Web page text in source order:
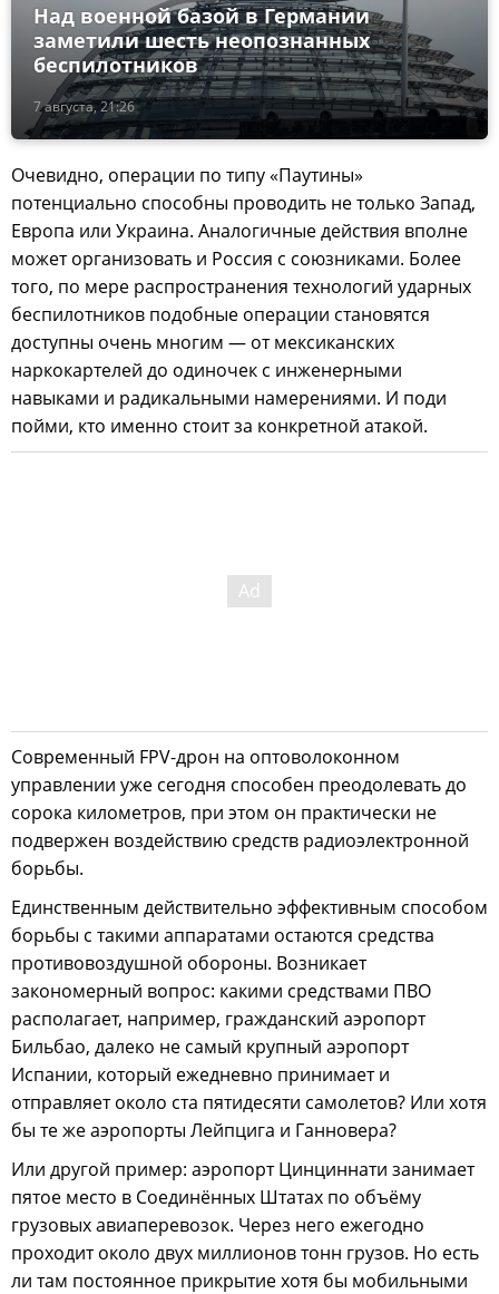
7 августа, 21:26
Над военной базой в Германии
заметили шесть неопознанных
беспилотников
Очевидно, операции по типу «Паутины»
потенциально способны проводить не только Запад,
Европа или Украина. Аналогичные действия вполне
может организовать и Россия с союзниками. Более
того, по мере распространения технологий ударных
беспилотников подобные операции становятся
доступны очень многим — от мексиканских
наркокартелей до одиночек с инженерными
навыками и радикальными намерениями. И поди
пойми, кто именно стоит за конкретной атакой.
Современный FPV-дрон на оптоволоконном
управлении уже сегодня способен преодолевать до
сорока километров, при этом он практически не
подвержен воздействию средств радиоэлектронной
борьбы.
Единственным действительно эффективным способом
борьбы с такими аппаратами остаются средства
противовоздушной обороны. Возникает
закономерный вопрос: какими средствами ПВО
располагает, например, гражданский аэропорт
Бильбао, далеко не самый крупный аэропорт
Испании, который ежедневно принимает и
отправляет около ста пятидесяти самолетов? Или хотя
бы те же аэропорты Лейпцига и Ганновера?
Или другой пример: аэропорт Цинциннати занимает
пятое место в Соединённых Штатах по объёму
грузовых авиаперевозок. Через него ежегодно
проходит около двух миллионов тонн грузов. Но есть
ли там постоянное прикрытие хотя бы мобильными